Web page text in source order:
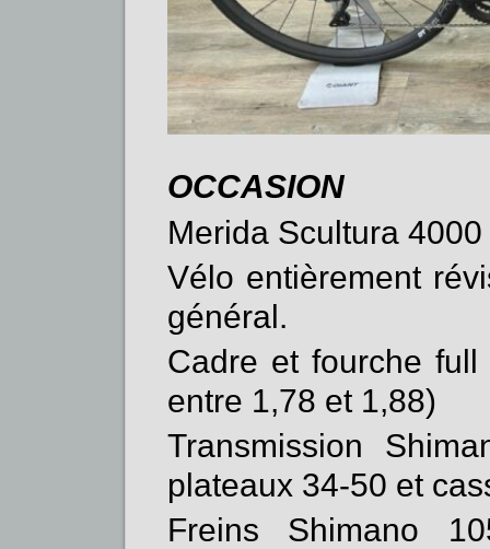
OCCASION
Merida Scultura
Vélo entièrement
général.
Cadre et fourche
entre 1,78 et 1,88)
Transmission
plateaux 34-50 et
Freins Shimano